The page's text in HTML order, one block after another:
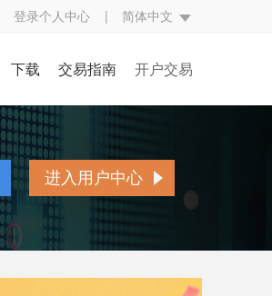
简体中文
登录个人中心 |
下载 交易指南
交易规则
交易方式
交易编码
挂单交易
开户交易
账户简介
开户流程
表格下载
进入用户中心